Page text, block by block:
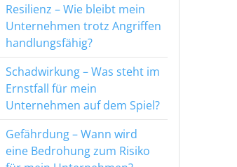
Resilienz – Wie bleibt mein
Unternehmen trotz Angriffen
handlungsfähig?
Schadwirkung – Was steht im
Ernstfall für mein
Unternehmen auf dem Spiel?
Gefährdung – Wann wird
eine Bedrohung zum Risiko